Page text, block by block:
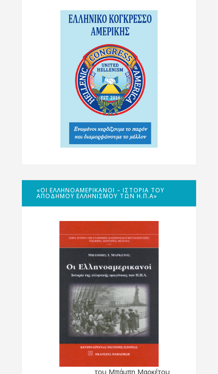
«ΟΙ ΕΛΛΗΝΟΑΜΕΡΙΚΑΝΟΊ – ΙΣΤΟΡΊΑ ΤΟΥ
ΑΠΌΔΗΜΟΥ ΕΛΛΗΝΙΣΜΟΎ ΤΩΝ Η.Π.Α»
του Μπάμπη Μαρκέτου